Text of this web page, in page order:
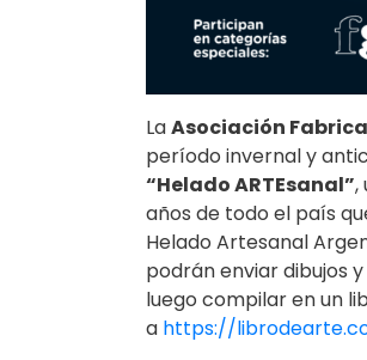
LaAsociación
período invernal y
“Helado ARTEsanal”,
años de todo el país
Helado Artesanal
podrán enviar dibujos
luego compilar en un
a https://